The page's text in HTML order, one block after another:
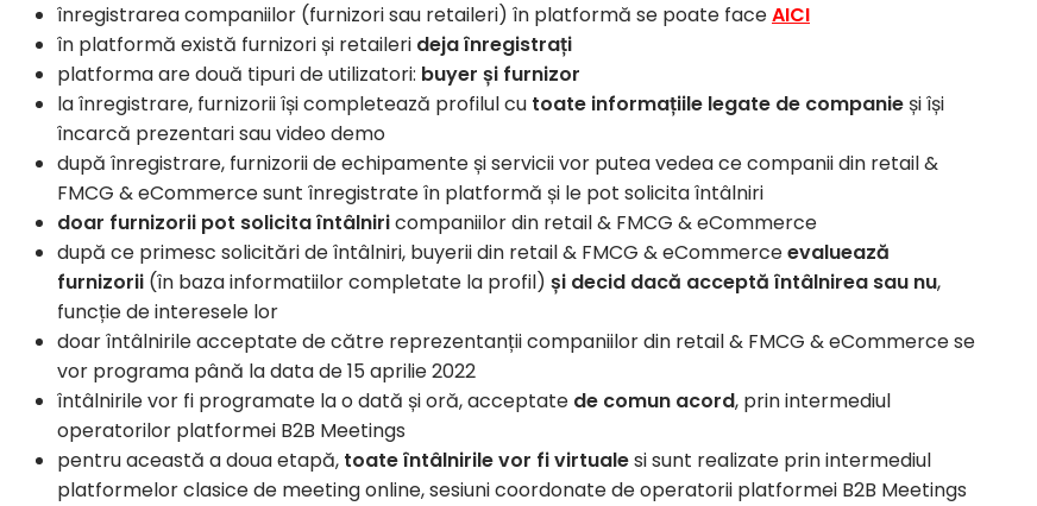
înregistrarea companiilor (furnizori sau retaileri) în platformă se poate faceAICI
în platformă există furnizori și retaileri deja înregistrați
platforma are două tipuri de utilizatori: buyer și furnizor
la înregistrare, furnizorii își completează profilul cu toate informațiile legate de companieși își
încarcă prezentari sau video demo
după înregistrare, furnizorii de echipamente și servicii vor putea vedea ce companii din retail &
FMCG & eCommerce sunt înregistrate în platformă și le pot solicita întâlniri
doar furnizorii pot solicita întâlniricompaniilor din retail & FMCG & eCommerce
după ce primesc solicitări de întâlniri, buyerii din retail & FMCG & eCommerceevaluează
furnizorii (în baza informatiilor completate la profil) și decid dacă acceptă întâlnirea sau nu,
funcție de interesele lor
doar întâlnirile acceptate de către reprezentanții companiilor din retail & FMCG & eCommerce se
vor programa până la data de 15 aprilie 2022
întâlnirile vor fi programate la o dată și oră, acceptate de comun acord, prin intermediul
operatorilor platformei B2B Meetings
pentru această a doua etapă, toate întâlnirile vor fi virtualesi sunt realizate prin intermediul
platformelor clasice de meeting online, sesiuni coordonate de operatorii platformei B2B Meetings